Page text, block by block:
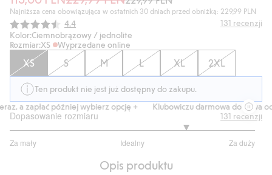
Najniższa cena obowiązująca w ostatnich 30 dniach przed obniżką: 229,99 PLN
Średnia ocena:
4.4 131 recenzji
Kolor:Ciemnobrązowy / jednolite
Rozmiar:XS Wyprzedane online
XS S M L XL 2XL
Ten produkt nie jest już dostępny do zakupu.
a zapłać później wybierz opcję +
Klubowiczu darmowa dostawa od
Dopasowanie rozmiaru
Za mały Idealny Za duży
na
131 recenzji
Opis produktu